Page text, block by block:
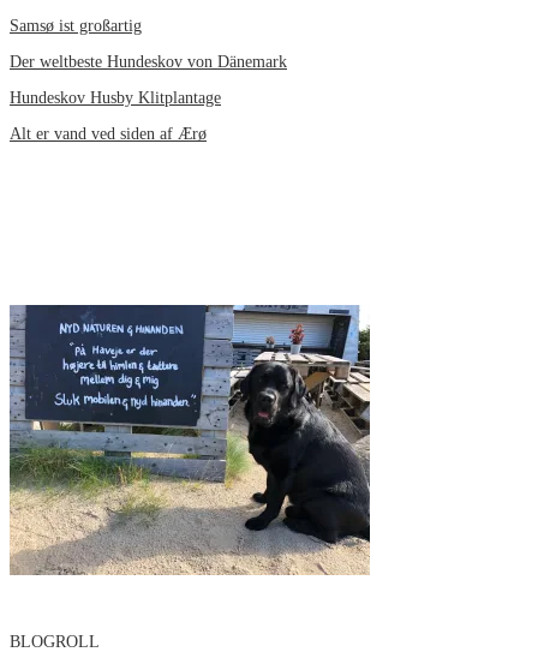
Samsø ist großartig
Der weltbeste Hundeskov von Dänemark
Hundeskov Husby Klitplantage
Alt er vand ved siden af Ærø
BLOGROLL